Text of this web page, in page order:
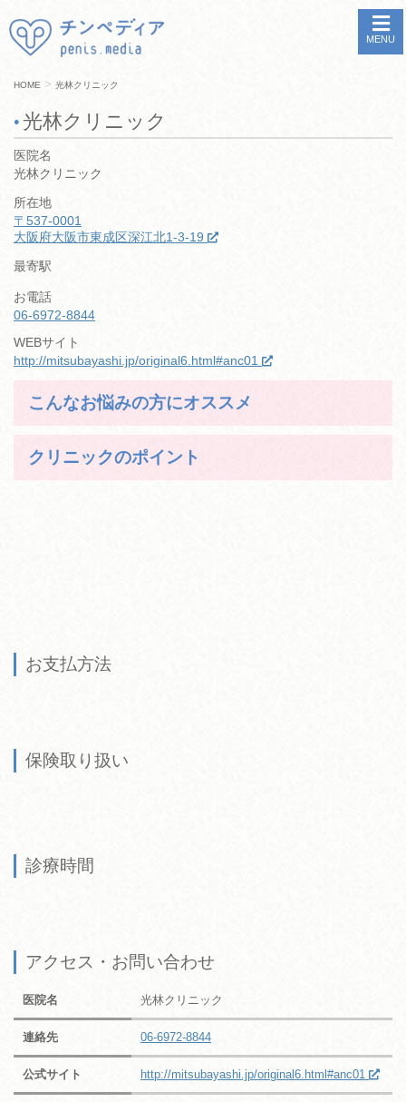
MENU
HOME > 光林クリニック
光林クリニック
医院名
光林クリニック
所在地
〒537-0001
大阪府大阪市東成区深江北1-3-19
最寄駅
お電話
06-6972-8844
WEBサイト
http://mitsubayashi.jp/original6.html#anc01
こんなお悩みの方にオススメ
クリニックのポイント
お支払方法
保険取り扱い
診療時間
アクセス・お問い合わせ
医院名 光林クリニック
連絡先 06-6972-8844
公式サイト http://mitsubayashi.jp/original6.html#anc01